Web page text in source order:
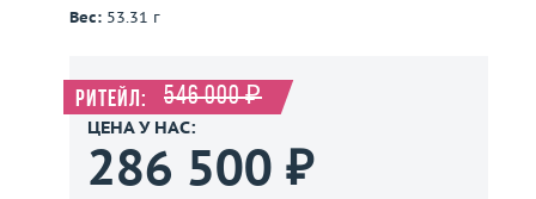
Вес: 53.31 г
Ритейл: 546 000 ₽
ЦЕНА У НАС:
286 500 ₽